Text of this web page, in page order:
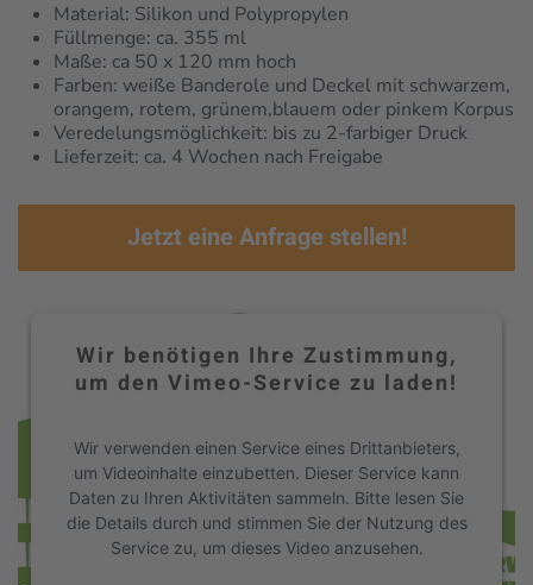
Material: Silikon und Polypropylen
Füllmenge: ca. 355 ml
Maße: ca 50 x 120 mm hoch
Farben: weiße Banderole und Deckel mit schwarzem,
orangem, rotem, grünem,blauem oder pinkem Korpus
Veredelungsmöglichkeit: bis zu 2-farbiger Druck
Lieferzeit: ca. 4 Wochen nach Freigabe
Jetzt eine Anfrage stellen!
Wir benötigen Ihre Zustimmung,
um den Vimeo-Service zu laden!
Wir verwenden einen Service eines Drittanbieters,
um Videoinhalte einzubetten. Dieser Service kann
Daten zu Ihren Aktivitäten sammeln. Bitte lesen Sie
die Details durch und stimmen Sie der Nutzung des
Service zu, um dieses Video anzusehen.